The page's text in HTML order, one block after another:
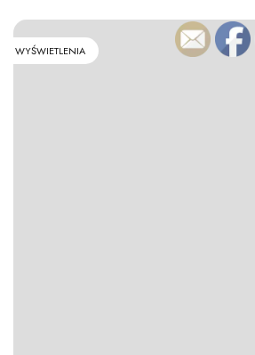
WYŚWIETLENIA